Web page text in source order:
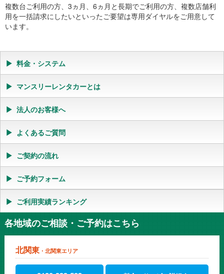
複数台ご利用の方、3ヵ月、6ヵ月と長期でご利用の方、複数店舗利
用を一括請求にしたいといったご要望は専用ダイヤルをご用意して
います。
料金・システム
マンスリーレンタカーとは
法人のお客様へ
よくあるご質問
ご契約の流れ
ご予約フォーム
ご利用実績ランキング
各地域のご相談・ご予約はこちら
北関東 ・北関東エリア